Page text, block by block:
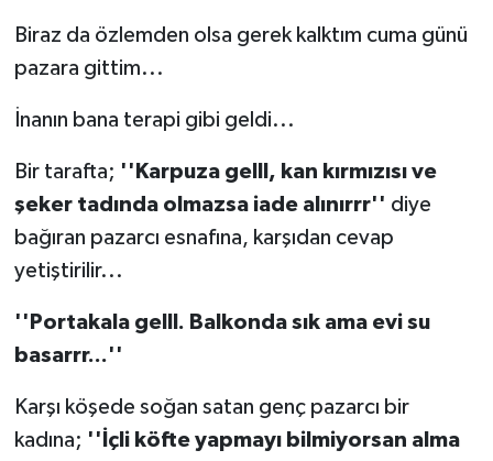
Biraz da özlemden olsa gerek kalktım cuma günü
pazara gittim...
İnanın bana terapi gibi geldi...
Bir tarafta; ''Karpuza gelll, kan kırmızısı ve
şeker tadında olmazsa iade alınırrr'' diye
bağıran pazarcı esnafına, karşıdan cevap
yetiştirilir...
''Portakala gelll. Balkonda sık ama evi su
basarrr...''
Karşı köşede soğan satan genç pazarcı bir
kadına; ''İçli köfte yapmayı bilmiyorsan alma
KÜLTÜR SANAT